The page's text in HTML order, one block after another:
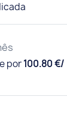
por100.80 €/